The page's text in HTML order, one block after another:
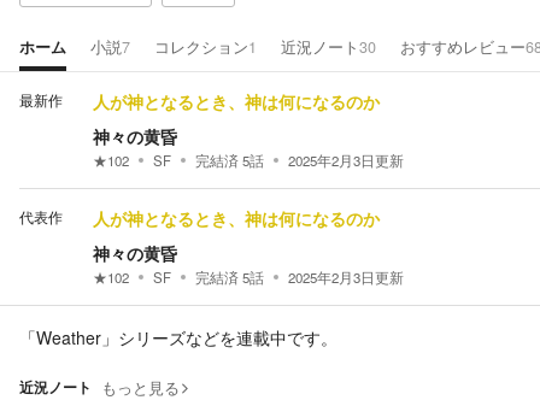
ホーム 小説7 コレクション1 近況ノート30 おすすめレビュー
最新作 人が神となるとき、神は何になるのか
神々の黄昏
★102 SF 完結済5話 2025年2月3日更新
代表作 人が神となるとき、神は何になるのか
神々の黄昏
★102 SF 完結済5話 2025年2月3日更新
「Weather」シリーズなどを連載中です。
近況ノート もっと見る